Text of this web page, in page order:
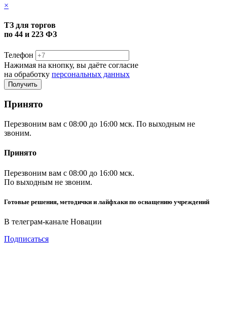
×
ТЗ для торгов
по 44 и 223 ФЗ
Телефон
Нажимая на кнопку, вы даёте согласие
на обработку персональных данных
Принято
Перезвоним вам с 08:00 до 16:00 мск. По выходным не
звоним.
Принято
Перезвоним вам с 08:00 до 16:00 мск.
По выходным не звоним.
Готовые решения, методички и лайфхаки по оснащению учреждений
В телеграм-канале Новации
Подписаться